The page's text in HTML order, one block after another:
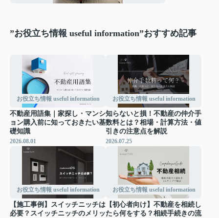
”お役立ち情報 useful information”おすすめ記事
お役立ち情報 useful information
不動産用語集｜家探し・マンシ
ョン購入前に知っておきたい基
礎知識
2026.08.01
お役立ち情報 useful information
知らないと損！不動産の仲介手
数料とは？相場・計算方法・値
引きの注意点を解説
2026.07.25
お役立ち情報 useful information
【施工事例】スイッチニッチは
必要？スイッチニッチのメリッ
お役立ち情報 useful information
【初心者向け】不動産を相続し
たら何をする？相続手続きの流